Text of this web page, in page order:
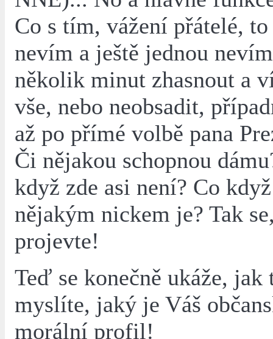
Co s tím, vážení přátelé,
nevím a ještě jednou
několik minut zhasnout a
vše, nebo neobsadit,
až po přímé volbě pana
Či nějakou schopnou
když zde asi není? Co
nějakým nickem je? Tak
projevte!
Teď se konečně ukáže, jak
myslíte, jaký je Váš
morální profil!